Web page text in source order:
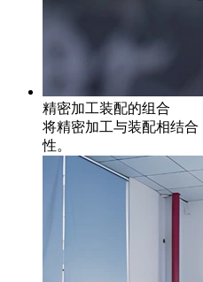
精密加工装配的组合
将精密加工与装配相结
性。